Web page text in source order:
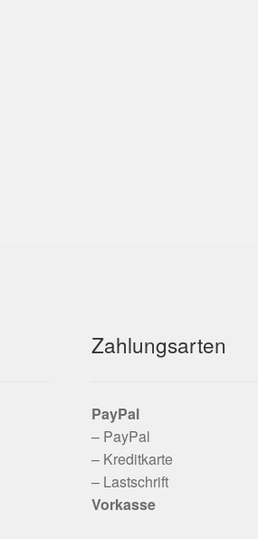
Zahlungsarten
PayPal
– PayPal
– Kreditkarte
– Lastschrift
Vorkasse